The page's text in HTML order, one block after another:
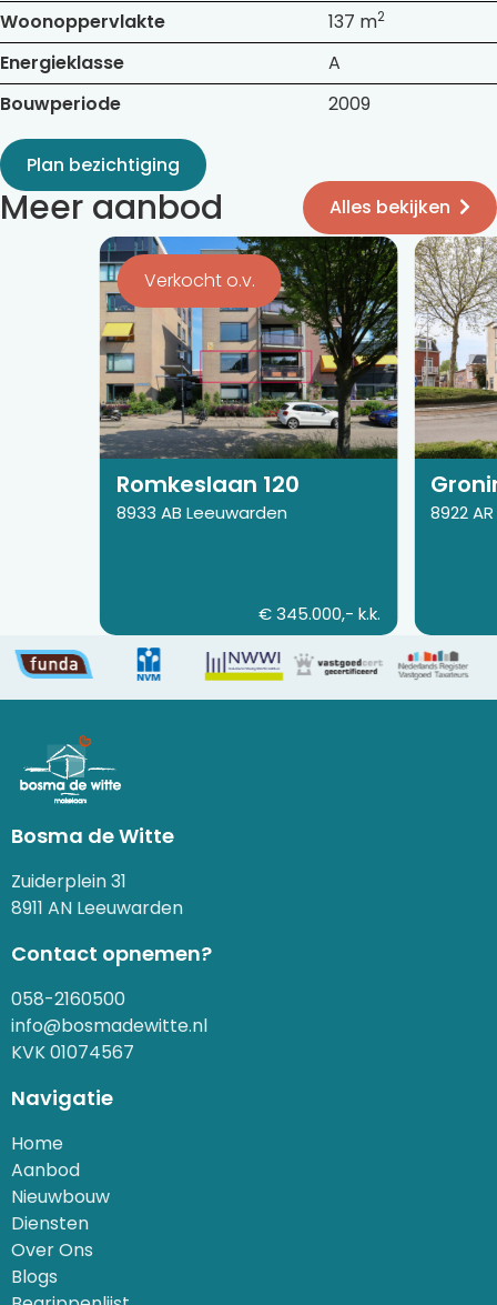
Woonoppervlakte
137 m2
Energieklasse
A
Bouwperiode
2009
Plan bezichtiging
Meer aanbod
Alles bekijken
Bekijk
de
detail
pagina
van
Romkeslaan
120
Verkocht o.v.
Romkeslaan 120
8933 AB Leeuwarden
€ 345.000,- k.k.
Bekijk
de
detail
pagina
van
43
8922
Bosma de Witte
Zuiderplein 31
8911 AN Leeuwarden
Contact opnemen?
058-2160500
info@bosmadewitte.nl
KVK 01074567
Navigatie
Home
Aanbod
Nieuwbouw
Diensten
Over Ons
Blogs